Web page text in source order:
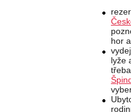
hor
lyže